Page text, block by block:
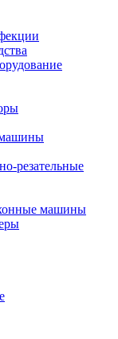
машины
резательные
машины